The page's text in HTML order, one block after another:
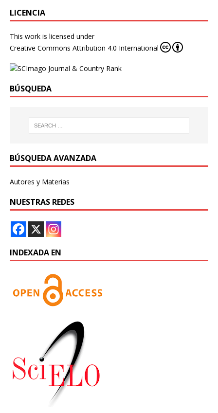
LICENCIA
This work is licensed under
Creative Commons Attribution 4.0 International
BÚSQUEDA
BÚSQUEDA AVANZADA
Autores y Materias
NUESTRAS REDES
INDEXADA EN